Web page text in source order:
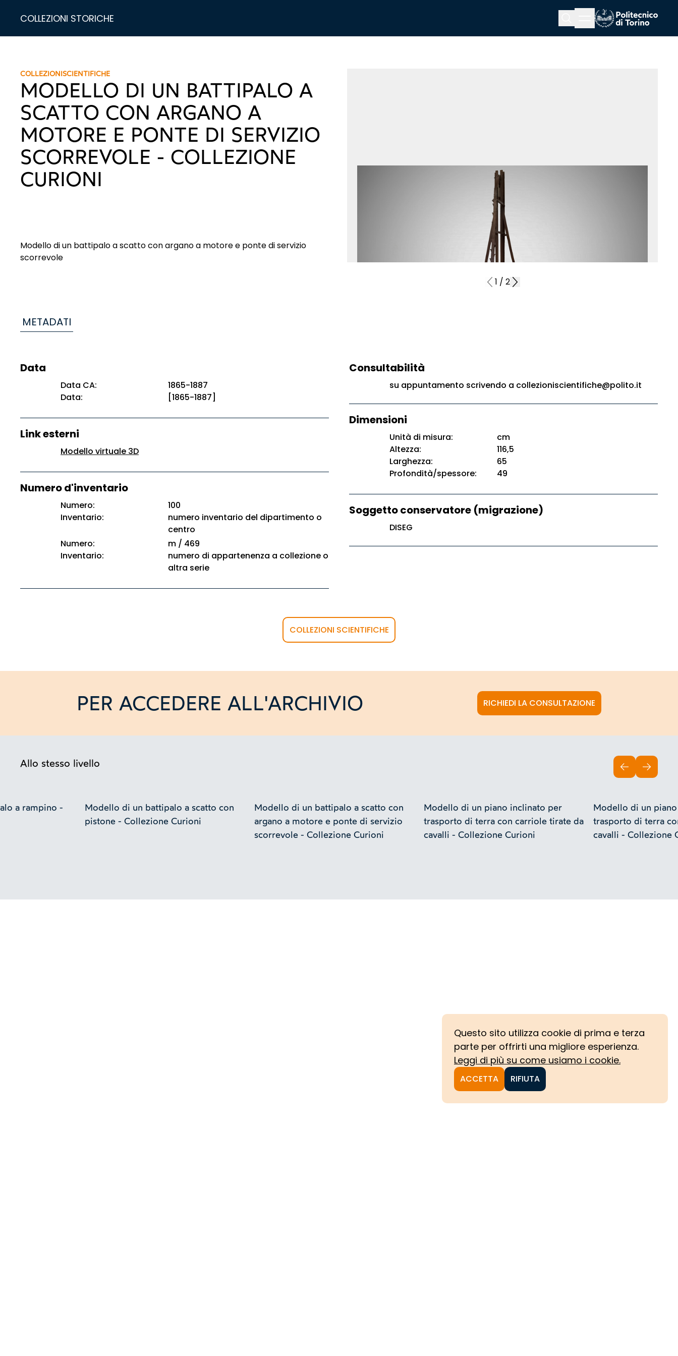
Questo sito utilizza cookie di prima e terza
parte per offrirti una migliore esperienza.
Leggi di più su come usiamo i cookie.
ACCETTA RIFIUTA
COLLEZIONI STORICHE
Menu button
COLLEZIONISCIENTIFICHE
MODELLO DI UN BATTIPALO A
SCATTO CON ARGANO A
MOTORE E PONTE DI SERVIZIO
SCORREVOLE - COLLEZIONE
CURIONI
Modello di un battipalo a scatto con argano a motore e ponte di servizio
scorrevole
1 / 2
METADATI
Data
Data CA:
1865-1887
Data:
[1865-1887]
Link esterni
Modello virtuale 3D
Numero d'inventario
Numero:
100
Inventario:
numero inventario del dipartimento o
centro
Numero:
m / 469
Inventario:
numero di appartenenza a collezione o
altra serie
Consultabilità
su appuntamento scrivendo a collezioniscientifiche@polito.it
Dimensioni
Unità di misura:
cm
Altezza:
116,5
Larghezza:
65
Profondità/spessore:
49
Soggetto conservatore (migrazione)
DISEG
COLLEZIONI SCIENTIFICHE
PER ACCEDERE ALL'ARCHIVIO RICHIEDI LA CONSULTAZIONE
Allo stesso livello
a rampino -
Modello di un battipalo a scatto con
pistone - Collezione Curioni
Modello di un battipalo a scatto con
argano a motore e ponte di servizio
scorrevole - Collezione Curioni
Modello di un piano inclinato per
trasporto di terra con carriole tirate da
cavalli - Collezione Curioni
Modello di un
trasporto di terra
cavalli - Collezione
INDIETROAVANTI